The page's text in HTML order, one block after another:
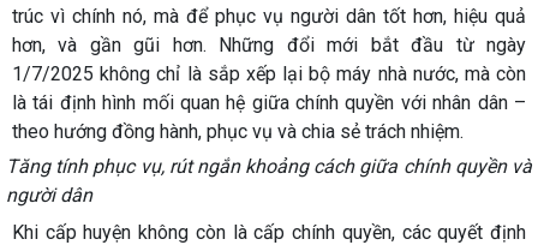
trúc vì chính nó, mà để phục vụ người dân tốt hơn, hiệu quả
hơn, và gần gũi hơn. Những đổi mới bắt đầu từ ngày
1/7/2025 không chỉ là sắp xếp lại bộ máy nhà nước, mà còn
là tái định hình mối quan hệ giữa chính quyền với nhân dân –
theo hướng đồng hành, phục vụ và chia sẻ trách nhiệm.
Tăng tính phục vụ, rút ngắn khoảng cách giữa chính quyền và
người dân
Khi cấp huyện không còn là cấp chính quyền, các quyết định